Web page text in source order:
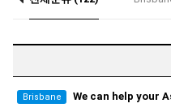
Brisbane We can help your Assignment/